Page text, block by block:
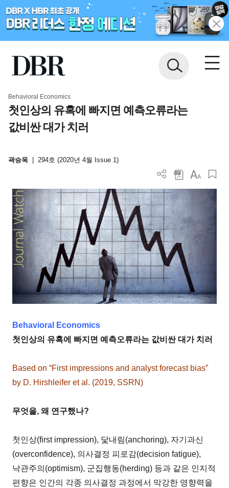
Behavioral Economics
첫인상의 유혹에 빠지면 예측오류라는
값비싼 대가 치러
곽승욱 294호 (2020년 4월 Issue 1)
Behavioral Economics
첫인상의 유혹에 빠지면 예측오류라는 값비싼 대가 치러
Based on “First impressions and analyst forecast bias”
by D. Hirshleifer et al. (2019, SSRN)
무엇을, 왜 연구했나?
첫인상(first impression), 닻내림(anchoring), 자기과신
(overconfidence), 의사결정 피로감(decision fatigue),
낙관주의(optimism), 군집행동(herding) 등과 같은 인지적
편향은 인간의 각종 의사결정 과정에서 막강한 영향력을